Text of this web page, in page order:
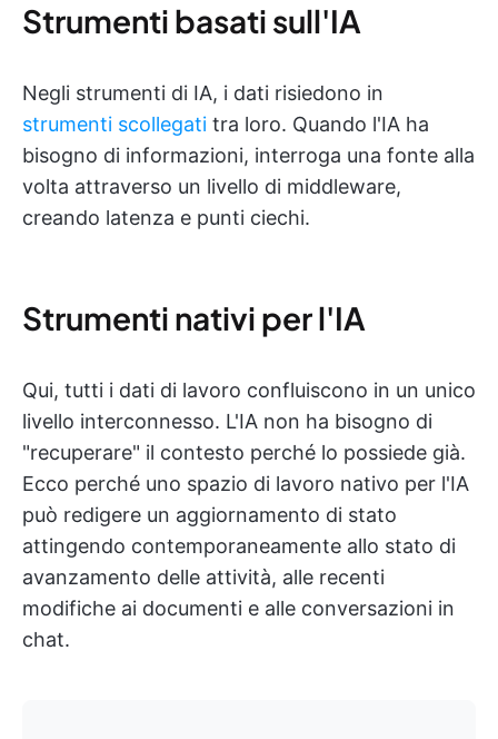
Strumenti basati sull'IA
Negli strumenti di IA, i dati risiedono in
strumenti scollegati tra loro. Quando l'IA ha
bisogno di informazioni, interroga una fonte alla
volta attraverso un livello di middleware,
creando latenza e punti ciechi.
Strumenti nativi per l'IA
Qui, tutti i dati di lavoro confluiscono in un unico
livello interconnesso. L'IA non ha bisogno di
"recuperare" il contesto perché lo possiede già.
Ecco perché uno spazio di lavoro nativo per l'IA
può redigere un aggiornamento di stato
attingendo contemporaneamente allo stato di
avanzamento delle attività, alle recenti
modifiche ai documenti e alle conversazioni in
chat.